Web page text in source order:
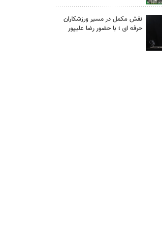
نقش مکمل در مسیر ورزشکاران
حرفه ای ؛ با حضور رضا علیپور